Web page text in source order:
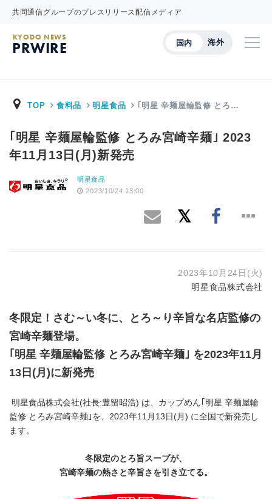
共同通信グループのプレスリリース配信メディア
国内 海外
KYODO NEWS
PRWIRE
TOP 食料品 明星食品 ｢明星 辛麺屋輪監修 とろ…
｢明星 辛麺屋輪監修 とろみ宮崎辛麺｣ 2023
年11月13日(月)新発売
明星食品
2023/10/24 13:00
2023年10月24日(火)
明星食品株式会社
冬限定！さむ～い冬に、とろ～り辛旨な名店監修の
宮崎辛麺登場。
｢明星 辛麺屋輪監修 とろみ宮崎辛麺｣ を2023年11月
13 日 (月 )に新発売
明星食品株式会社(社長:豊留昭浩) は、カップめん｢明星 辛麺屋輪
監修 とろみ宮崎辛麺｣を、2023年11月13日(月) に全国で新発売し
ます。
冬限定のとろ旨スープが、
宮崎辛麺の熱さと辛旨さを引き立てる。